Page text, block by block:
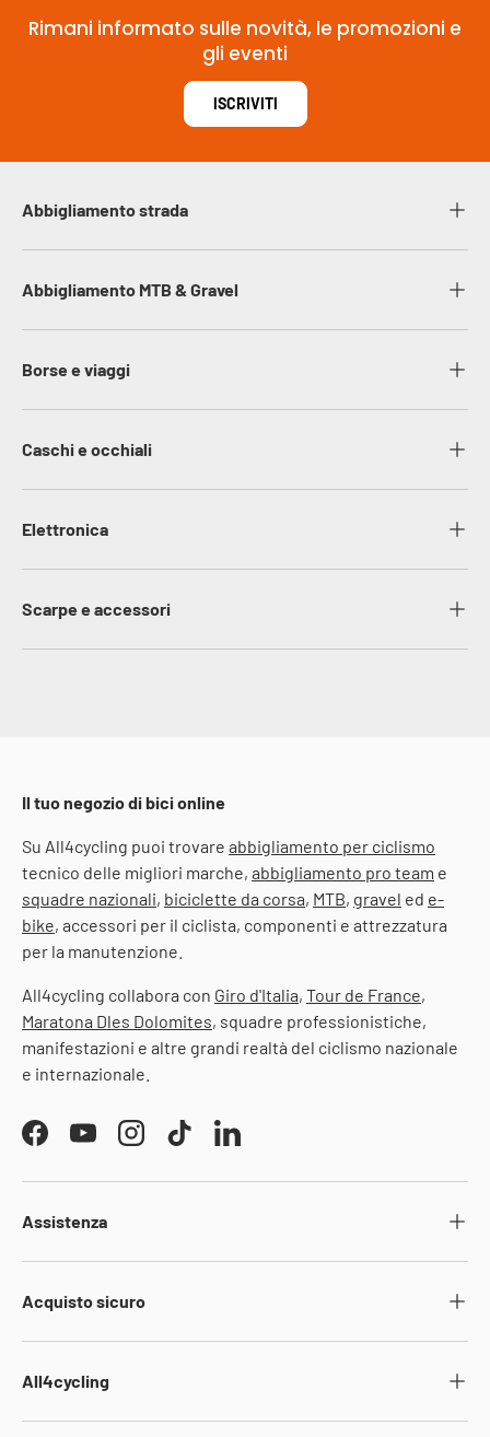
Rimani informato sulle novità, le promozioni e
gli eventi
ISCRIVITI
Abbigliamento strada
Abbigliamento MTB & Gravel
Borse e viaggi
Caschi e occhiali
Elettronica
Scarpe e accessori
Il tuo negozio di bici online
Su All4cycling puoi trovare abbigliamento per ciclismo
tecnico delle migliori marche, abbigliamento pro team e
squadre nazionali, biciclette da corsa, MTB, gravel ed e-
bike, accessori per il ciclista, componenti e attrezzatura
per la manutenzione.
All4cycling collabora con Giro d'Italia, Tour de France,
Maratona Dles Dolomites, squadre professionistiche,
manifestazioni e altre grandi realtà del ciclismo nazionale
e internazionale.
FacebookYouTubeInstagramTikTokLinkedIn
Assistenza
Acquisto sicuro
All4cycling